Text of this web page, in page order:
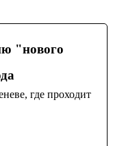
"нового
где проходит